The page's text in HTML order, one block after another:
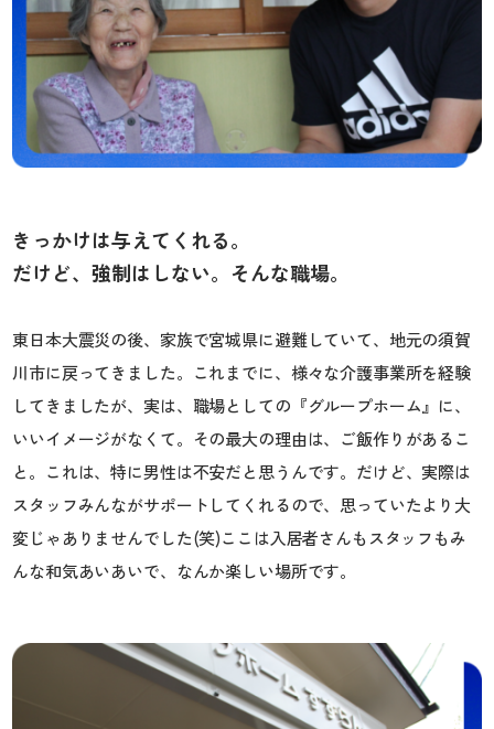
きっかけは与えてくれる。
だけど、強制はしない。そんな職場。
東日本大震災の後、家族で宮城県に避難していて、地元の須賀
川市に戻ってきました。これまでに、様々な介護事業所を経験
してきましたが、実は、職場としての『グループホーム』に、
いいイメージがなくて。その最大の理由は、ご飯作りがあるこ
と。これは、特に男性は不安だと思うんです。だけど、実際は
スタッフみんながサポートしてくれるので、思っていたより大
変じゃありませんでした(笑)ここは入居者さんもスタッフもみ
んな和気あいあいで、なんか楽しい場所です。